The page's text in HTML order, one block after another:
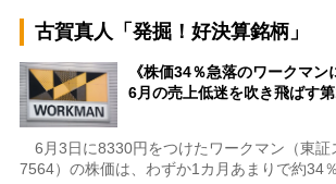
古賀真人「発掘！好決算銘柄」
《株価34％急落のワークマン
6月の売上低迷を吹き飛ばす
6月3日に8330円をつけたワークマン（東証
7564）の株価は、わずか1カ月あまりで約34